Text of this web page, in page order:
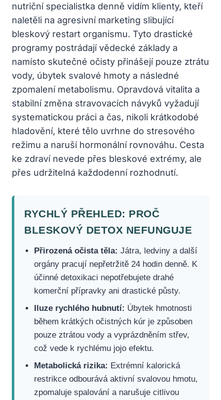
nutriční specialistka denně vidím klienty, kteří
naletěli na agresivní marketing slibující
bleskový restart organismu. Tyto drastické
programy postrádají vědecké základy a
namísto skutečné očisty přinášejí pouze ztrátu
vody, úbytek svalové hmoty a následné
zpomalení metabolismu. Opravdová vitalita a
stabilní změna stravovacích návyků vyžadují
systematickou práci a čas, nikoli krátkodobé
hladovění, které tělo uvrhne do stresového
režimu a naruší hormonální rovnováhu. Cesta
ke zdraví nevede přes bleskové extrémy, ale
přes udržitelná každodenní rozhodnutí.
RYCHLÝ PŘEHLED: PROČ
BLESKOVÝ DETOX NEFUNGUJE
Přirozená očista těla: Játra, ledviny a další
orgány pracují nepřetržitě 24 hodin denně. K
účinné detoxikaci nepotřebujete drahé
komerční přípravky ani drastické půsty.
Iluze rychlého hubnutí: Úbytek hmotnosti
během krátkých očistných kúr je způsoben
pouze ztrátou vody a vyprázdněním střev,
což vede k rychlému jojo efektu.
Metabolická rizika: Extrémní kalorická
restrikce odbourává aktivní svalovou hmotu,
zpomaluje spalování a narušuje citlivou